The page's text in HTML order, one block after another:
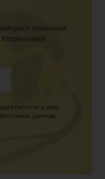
и поможем
и даю
данных.